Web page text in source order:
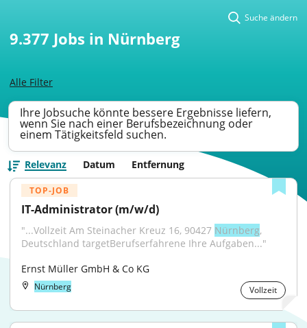
Alle Filter
Suche ändern
9.377 Jobs in Nürnberg
Ihre Jobsuche könnte bessere Ergebnisse liefern,
wenn Sie nach einer Berufsbezeichnung oder
einem Tätigkeitsfeld suchen.
Relevanz Datum Entfernung
TOP-JOB
IT-Administrator (m/w/d)
"...Vollzeit Am Steinacher Kreuz 16, 90427 Nürnberg,
Deutschland targetBerufserfahrene Ihre Aufgaben..."
Ernst Müller GmbH & Co KG
Nürnberg Vollzeit